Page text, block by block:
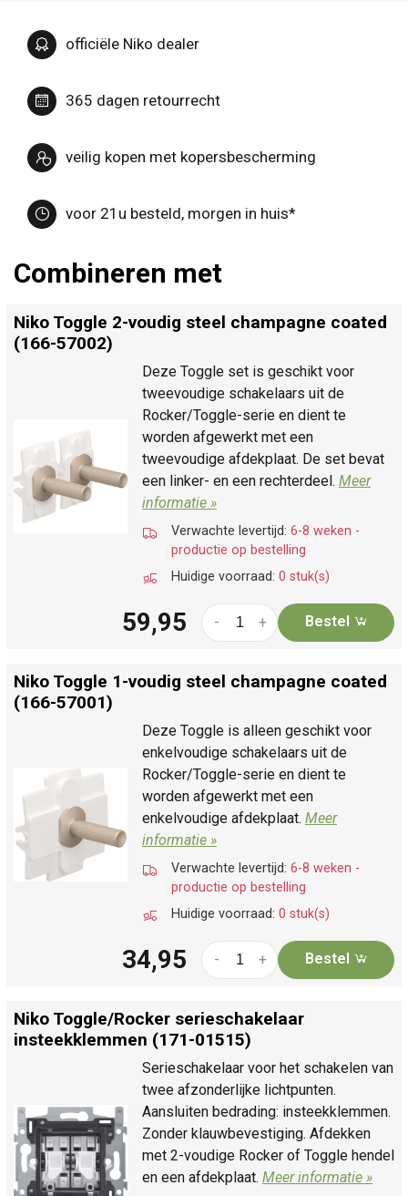
officiële Niko dealer
365 dagen retourrecht
veilig kopen met kopersbescherming
voor 21u besteld, morgen in huis*
Combineren met
Niko Toggle 2-voudig steel champagne coated
(166-57002)
Deze Toggle set is geschikt voor
tweevoudige schakelaars uit de
Rocker/Toggle-serie en dient te
worden afgewerkt met een
tweevoudige afdekplaat. De set bevat
een linker- en een rechterdeel. Meer
informatie »
Verwachte levertijd: 6-8 weken -
productie op bestelling
Huidige voorraad: 0 stuk(s)
59,95 +
- Bestel
Niko Toggle 1-voudig steel champagne coated
(166-57001)
Deze Toggle is alleen geschikt voor
enkelvoudige schakelaars uit de
Rocker/Toggle-serie en dient te
worden afgewerkt met een
enkelvoudige afdekplaat. Meer
informatie »
Verwachte levertijd: 6-8 weken -
productie op bestelling
Huidige voorraad: 0 stuk(s)
34,95 +
- Bestel
Niko Toggle/Rocker serieschakelaar
insteekklemmen (171-01515)
Serieschakelaar voor het schakelen van
twee afzonderlijke lichtpunten.
Aansluiten bedrading: insteekklemmen.
Zonder klauwbevestiging. Afdekken
met 2-voudige Rocker of Toggle hendel
en een afdekplaat. Meer informatie »